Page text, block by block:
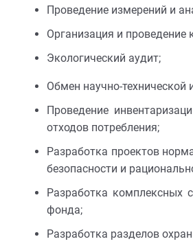
Проведение измерений и
Организация и проведение
Экологический аудит;
Обмен научно-технической
Проведение
отходов потребления;
Разработка проектов
безопасности и
Разработка комплексных
фонда;
Разработка разделов